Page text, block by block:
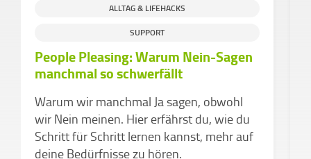
ALLTAG & LIFEHACKS
SUPPORT
People Pleasing: Warum Nein-Sagen
manchmal so schwerfällt
Warum wir manchmal Ja sagen, obwohl
wir Nein meinen. Hier erfährst du, wie du
Schritt für Schritt lernen kannst, mehr auf
deine Bedürfnisse zu hören.